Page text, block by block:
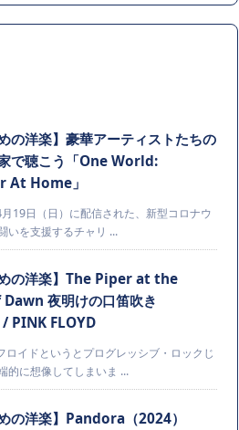
めの洋楽】豪華アーティストたちの
で聴こう「One World:
At Home」
19日（日）に配信された、新型コロナウ
いを支援するチャリ ...
めの洋楽】The Piper at the
夜明けの口笛吹き
/ PINK FLOYD
ロイドというとプログレッシブ・ロックじ
的に想像してしまいま ...
めの洋楽】Pandora（2024）